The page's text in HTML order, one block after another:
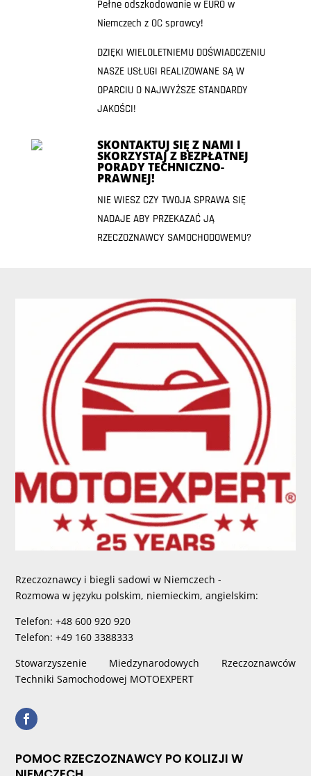
Pełne odszkodowanie w EURO w
Niemczech z OC sprawcy!
DZIĘKI WIELOLETNIEMU DOŚWIADCZENIU
NASZE USŁUGI REALIZOWANE SĄ W
OPARCIU O NAJWYŻSZE STANDARDY
JAKOŚCI!
SKONTAKTUJ SIĘ Z NAMI I
SKORZYSTAJ Z BEZPŁATNEJ
PORADY TECHNICZNO-
PRAWNEJ!
NIE WIESZ CZY TWOJA SPRAWA SIĘ
NADAJE ABY PRZEKAZAĆ JĄ
RZECZOZNAWCY SAMOCHODOWEMU?
Rzeczoznawcy i biegli sadowi w Niemczech -
Rozmowa w języku polskim, niemieckim, angielskim:
Telefon: +48 600 920 920
Telefon: +49 160 3388333
Stowarzyszenie Miedzynarodowych Rzeczoznawców
Techniki Samochodowej MOTOEXPERT
POMOC RZECZOZNAWCY PO KOLIZJI W